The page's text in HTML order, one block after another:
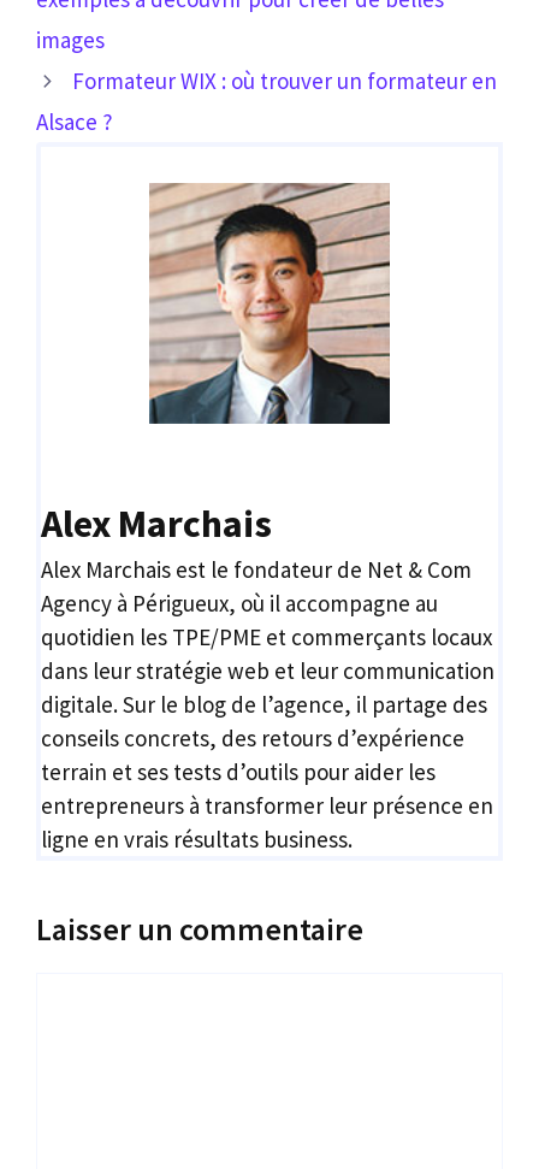
images
Formateur WIX : où trouver un formateur en
Alsace ?
Alex Marchais
Alex Marchais est le fondateur de Net & Com
Agency à Périgueux, où il accompagne au
quotidien les TPE/PME et commerçants locaux
dans leur stratégie web et leur communication
digitale. Sur le blog de l’agence, il partage des
conseils concrets, des retours d’expérience
terrain et ses tests d’outils pour aider les
entrepreneurs à transformer leur présence en
ligne en vrais résultats business.
Laisser un commentaire